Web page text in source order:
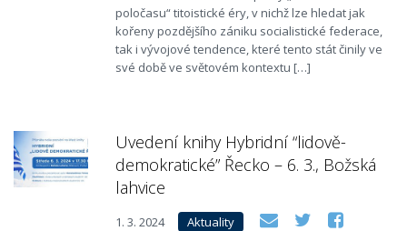
poločasu“ titoistické éry, v nichž lze hledat jak
kořeny pozdějšího zániku socialistické federace,
tak i vývojové tendence, které tento stát činily ve
své době ve světovém kontextu […]
Uvedení knihy Hybridní “lidově-
demokratické” Řecko – 6. 3., Božská
lahvice
1. 3. 2024
Aktuality